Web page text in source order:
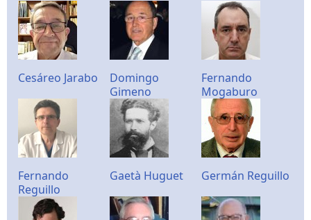
Cesáreo Jarabo
Domingo
Gimeno
Fernando
Mogaburo
Fernando
Reguillo
Gaetà Huguet Germán Reguillo